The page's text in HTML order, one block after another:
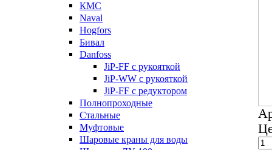
КМС
Naval
Hogfors
Бивал
Danfoss
JiP-FF с рукояткой
JiP-WW с рукояткой
JiP-FF с редуктором
Полнопроходные
Стальные
Муфтовые
Шаровые краны для воды